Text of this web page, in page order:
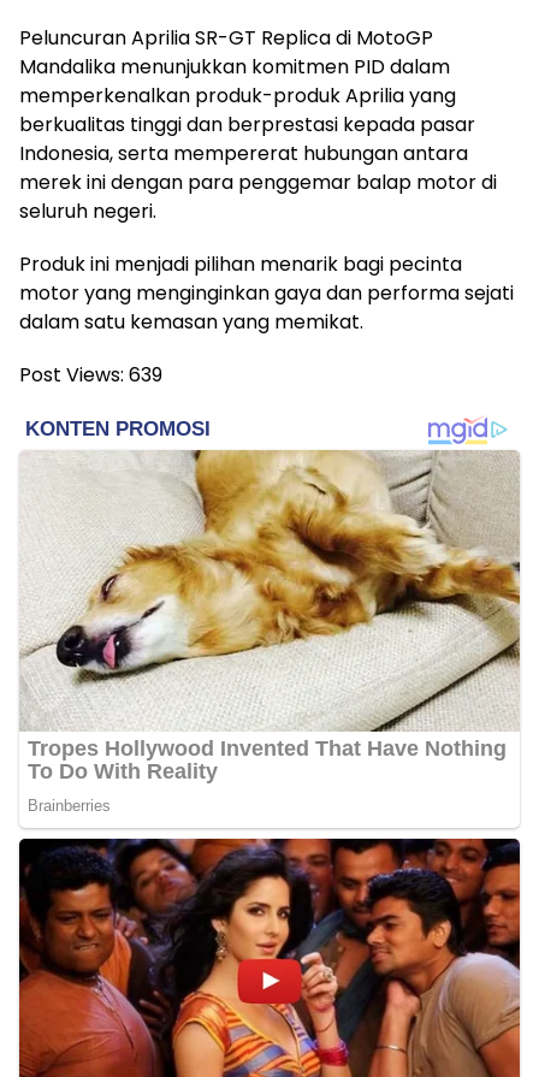
Peluncuran Aprilia SR-GT Replica di MotoGP
Mandalika menunjukkan komitmen PID dalam
memperkenalkan produk-produk Aprilia yang
berkualitas tinggi dan berprestasi kepada pasar
Indonesia, serta mempererat hubungan antara
merek ini dengan para penggemar balap motor di
seluruh negeri.
Produk ini menjadi pilihan menarik bagi pecinta
motor yang menginginkan gaya dan performa sejati
dalam satu kemasan yang memikat.
Post Views: 639